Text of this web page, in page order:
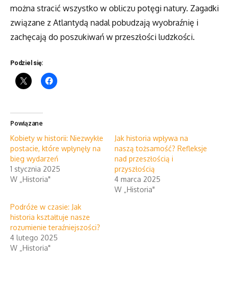
można stracić wszystko w obliczu potęgi natury. Zagadki
związane z Atlantydą nadal pobudzają wyobraźnię i
zachęcają do poszukiwań w przeszłości ludzkości.
Podziel się:
Powiązane
Kobiety w historii: Niezwykłe
postacie, które wpłynęły na
bieg wydarzeń
1 stycznia 2025
W „Historia"
Jak historia wpływa na
naszą tożsamość? Refleksje
nad przeszłością i
przyszłością
4 marca 2025
W „Historia"
Podróże w czasie: Jak
historia kształtuje nasze
rozumienie teraźniejszości?
4 lutego 2025
W „Historia"